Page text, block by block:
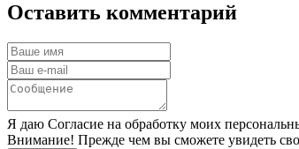
Оставить комментарий
Я даю Согласие на обработку моих
Внимание! Прежде чем вы сможете увидеть